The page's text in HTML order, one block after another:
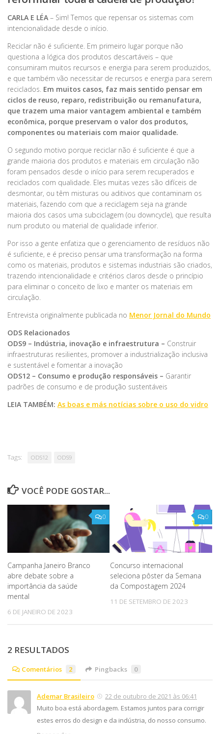
CARLA E LÉA – Sim! Temos que repensar os sistemas com
intencionalidade desde o início.
Reciclar não é suficiente. Em primeiro lugar porque não
questiona a lógica dos produtos descartáveis – que
consumiram muitos recursos e energia para serem produzidos,
e que também vão necessitar de recursos e energia para serem
reciclados. Em muitos casos, faz mais sentido pensar em
ciclos de reuso, reparo, redistribuição ou remanufatura,
que trazem uma maior vantagem ambiental e também
econômica, porque preservam o valor dos produtos,
componentes ou materiais com maior qualidade.
O segundo motivo porque reciclar não é suficiente é que a
grande maioria dos produtos e materiais em circulação não
foram pensados desde o início para serem recuperados e
reciclados com qualidade. Eles muitas vezes são difíceis de
desmontar, ou têm misturas ou aditivos que contaminam os
materiais, fazendo com que a reciclagem seja na grande
maioria dos casos uma subciclagem (ou downcycle), que resulta
num produto ou material de qualidade inferior.
Por isso a gente enfatiza que o gerenciamento de resíduos não
é suficiente, e é preciso pensar uma transformação na forma
como os materiais, produtos e sistemas industriais são criados,
trazendo intencionalidade e critérios claros desde o princípio
para eliminar o conceito de lixo e manter os materiais em
circulação.
Entrevista originalmente publicada no Menor Jornal do Mundo
ODS Relacionados
ODS9 – Indústria, inovação e infraestrutura – Construir
infraestruturas resilientes, promover a industrialização inclusiva
e sustentável e fomentar a inovação
ODS12 – Consumo e produção responsáveis – Garantir
padrões de consumo e de produção sustentáveis
LEIA TAMBÉM: As boas e más notícias sobre o uso do vidro
Tags: ODS12 ODS9
VOCÊ PODE GOSTAR...
0
Campanha Janeiro Branco
abre debate sobre a
importância da saúde
mental
6 DE JANEIRO DE 2023
0
Concurso internacional
seleciona pôster da Semana
da Compostagem 2024
11 DE SETEMBRO DE 2023
2 RESULTADOS
Comentários 2 Pingbacks 0
Ademar Brasileiro
22 de outubro de 2021 às 06:41
Muito boa está abordagem. Estamos juntos para corrigir
estes erros do design e da indústria, do nosso consumo.